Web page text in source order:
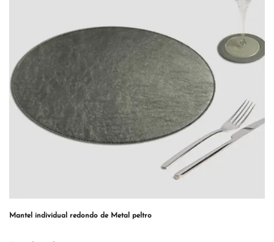
Mantel individual redondo de Metal peltro